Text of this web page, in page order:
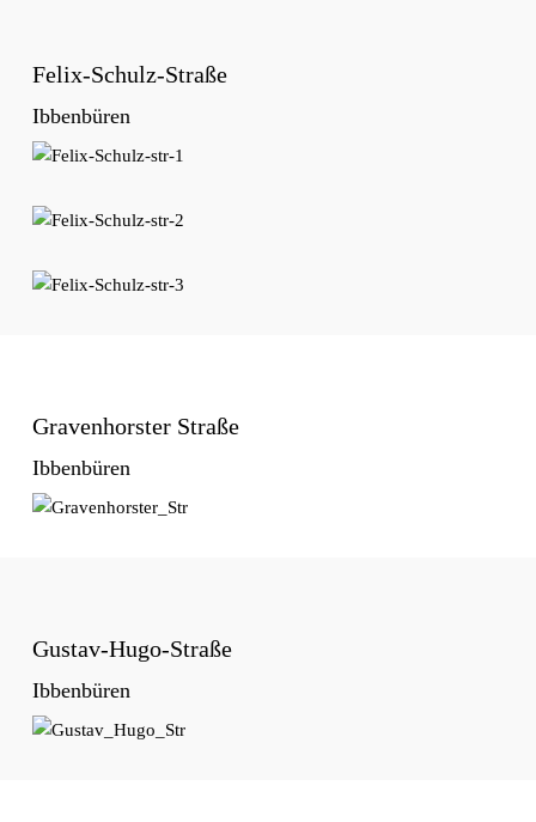
Felix-Schulz-Straße
Ibbenbüren
Gravenhorster Straße
Ibbenbüren
Gustav-Hugo-Straße
Ibbenbüren